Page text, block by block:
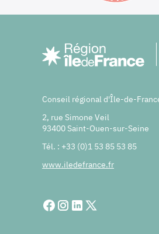
Conseil régional d'Île-de-
2, rue Simone Veil
93400 Saint-Ouen-sur-Seine
Tél. : +33 (0)1 53 85 53 85
www.iledefrance.fr